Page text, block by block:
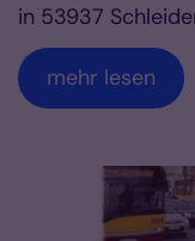
in 53937
mehr lesen